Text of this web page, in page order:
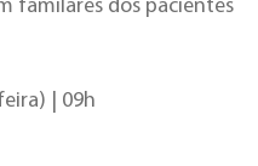
familares dos pacientes
| 09h